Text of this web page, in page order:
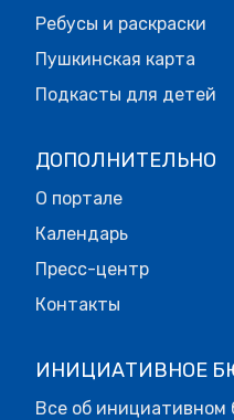
Ребусы и раскраски
Пушкинская карта
Подкасты для детей
ДОПОЛНИТЕЛЬНО
О портале
Календарь
Пресс-центр
Контакты
ИНИЦИАТИВНОЕ
Все об